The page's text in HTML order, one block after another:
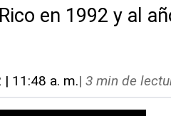
en 1992 y al
| 11:48 a. m.| 3 min de